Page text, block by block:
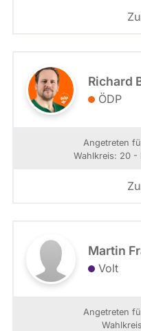
Richard
ÖDP
Angetreten
Wahlkreis: 20 -
Martin
Volt
Angetreten